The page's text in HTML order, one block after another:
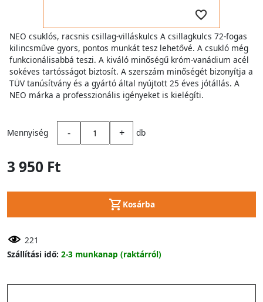
NEO csuklós, racsnis csillag-villáskulcs A csillagkulcs 72-fogas
kilincsműve gyors, pontos munkát tesz lehetővé. A csukló még
funkcionálisabbá teszi. A kiváló minőségű króm-vanádium acél
sokéves tartósságot biztosít. A szerszám minőségét bizonyítja a
TÜV tanúsítvány és a gyártó által nyújtott 25 éves jótállás. A
NEO márka a professzionális igényeket is kielégíti.
Mennyiség - + db
3 950 Ft
Kosárba
221
Szállítási idő: 2-3 munkanap (raktárról)